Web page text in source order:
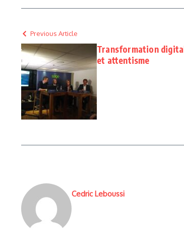
Previous Article
Transformation
et attentisme
Cedric Leboussi